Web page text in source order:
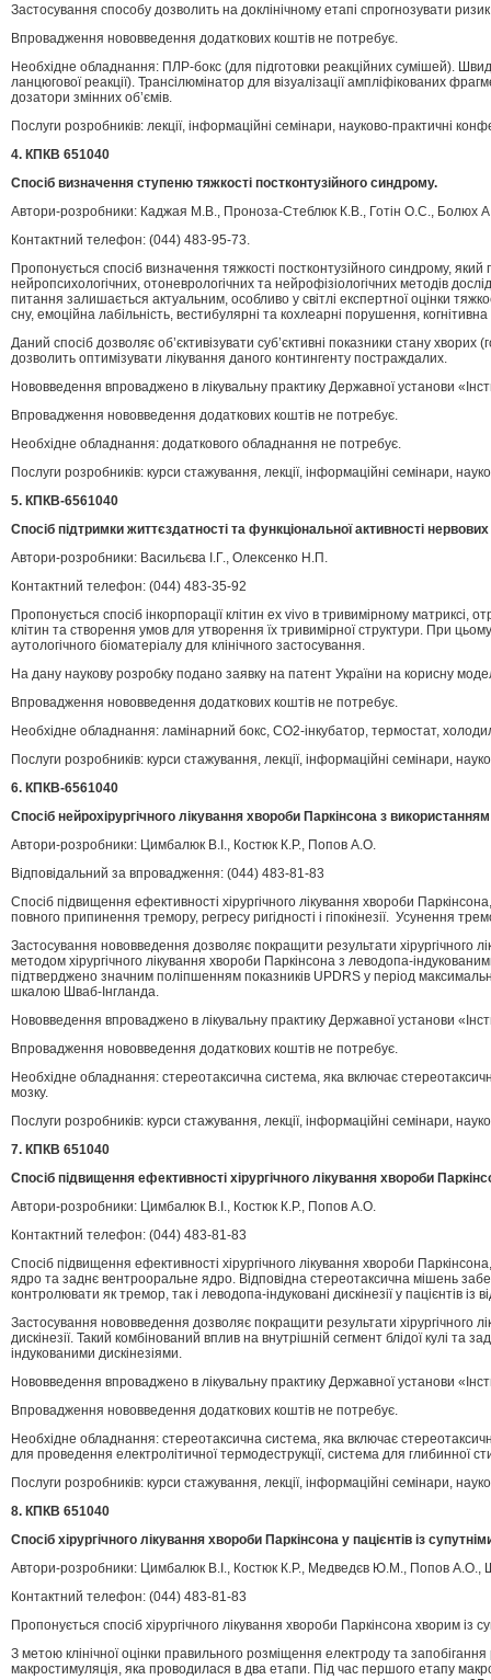
Застосування способу дозволить на доклінічному етапі спрогнозувати
Впровадження нововведення додаткових коштів не потребує.
Необхідне обладнання: ПЛР-бокс (для підготовки реакційних сумішей).
ланцюгової реакції). Трансілюмінатор для візуалізації ампліфікованих
дозатори змінних об’ємів.
Послуги розробників: лекції, інформаційні семінари, науково-практичні
4. КПКВ 651040
Спосіб визначення ступеню тяжкості постконтузійного синдрому.
Автори-розробники: Каджая М.В., Проноза-Стеблюк К.В., Готін О.С., Болюх
Контактний телефон: (044) 483-95-73.
Пропонується спосіб визначення тяжкості постконтузійного синдрому,
нейропсихологічних, отоневрологічних та нейрофізіологічних методів
питання залишається актуальним, особливо у світлі експертної оцінки
сну, емоційна лабільність, вестибулярні та кохлеарні порушення,
Даний спосіб дозволяє об’єктивізувати суб’єктивні показники стану
дозволить оптимізувати лікування даного контингенту постраждалих.
Нововведення впроваджено в лікувальну практику Державної установи
Впровадження нововведення додаткових коштів не потребує.
Необхідне обладнання: додаткового обладнання не потребує.
Послуги розробників: курси стажування, лекції, інформаційні семінари,
5. КПКВ-6561040
Спосіб підтримки життєздатності та функціональної активності
Автори-розробники: Васильєва І.Г., Олексенко Н.П.
Контактний телефон: (044) 483-35-92
Пропонується спосіб інкорпорації клітин ex vivo в тривимірному
клітин та створення умов для утворення їх тривимірної структури. При
аутологічного біоматеріалу для клінічного застосування.
На дану наукову розробку подано заявку на патент України на корисну
Впровадження нововведення додаткових коштів не потребує.
Необхідне обладнання: ламінарний бокс, СО2-інкубатор, термостат,
Послуги розробників: курси стажування, лекції, інформаційні семінари,
6. КПКВ-6561040
Спосіб нейрохірургічного лікування хвороби Паркінсона з
Автори-розробники: Цимбалюк В.І., Костюк К.Р., Попов А.О.
Відповідальний за впровадження: (044) 483-81-83
Спосіб підвищення ефективності хірургічного лікування хвороби
повного припинення тремору, регресу ригідності і гіпокінезії. Усунення
Застосування нововведення дозволяє покращити результати
методом хірургічного лікування хвороби Паркінсона з леводопа-
підтверджено значним поліпшенням показників UPDRS у період
шкалою Шваб-Інгланда.
Нововведення впроваджено в лікувальну практику Державної установи
Впровадження нововведення додаткових коштів не потребує.
Необхідне обладнання: стереотаксична система, яка включає
мозку.
Послуги розробників: курси стажування, лекції, інформаційні семінари,
7. КПКВ 651040
Спосіб підвищення ефективності хірургічного лікування хвороби
Автори-розробники: Цимбалюк В.І., Костюк К.Р., Попов А.О.
Контактний телефон: (044) 483-81-83
Спосіб підвищення ефективності хірургічного лікування хвороби
ядро та заднє вентрооральне ядро. Відповідна стереотаксична мішень
контролювати як тремор, так і леводопа-індуковані дискінезії у пацієнтів
Застосування нововведення дозволяє покращити результати хірургічного
дискінезії. Такий комбінований вплив на внутрішній сегмент блідої кулі
індукованими дискінезіями.
Нововведення впроваджено в лікувальну практику Державної установи
Впровадження нововведення додаткових коштів не потребує.
Необхідне обладнання: стереотаксична система, яка включає
для проведення електролітичної термодеструкції, система для глибинної
Послуги розробників: курси стажування, лекції, інформаційні семінари,
8. КПКВ 651040
Спосіб хірургічного лікування хвороби Паркінсона у пацієнтів із
Автори-розробники: Цимбалюк В.І., Костюк К.Р., Медведєв Ю.М., Попов
Контактний телефон: (044) 483-81-83
Пропонується спосіб хірургічного лікування хвороби Паркінсона хворим із
З метою клінічної оцінки правильного розміщення електроду та
макростимуляція, яка проводилася в два етапи. Під час першого етапу